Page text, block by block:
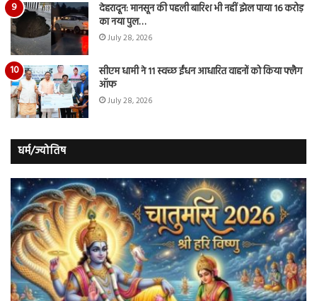
देहरादून: मानसून की पहली बारिश भी नहीं झेल पाया 16 करोड़
का नया पुल…
July 28, 2026
सीएम धामी ने 11 स्वच्छ ईंधन आधारित वाहनों को किया फ्लैग
ऑफ
July 28, 2026
धर्म/ज्योतिष